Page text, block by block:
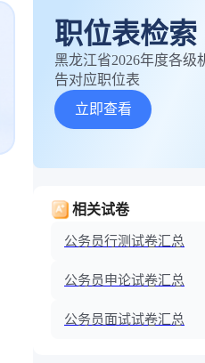
职位表检索
黑龙江省2026年度各级
告对应职位表
立即查看
相关试卷
公务员行测试卷汇总
公务员申论试卷汇总
公务员面试试卷汇总